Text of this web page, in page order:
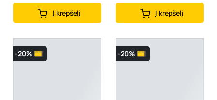
Į krepšelį Į krepšelį
-20% -20%